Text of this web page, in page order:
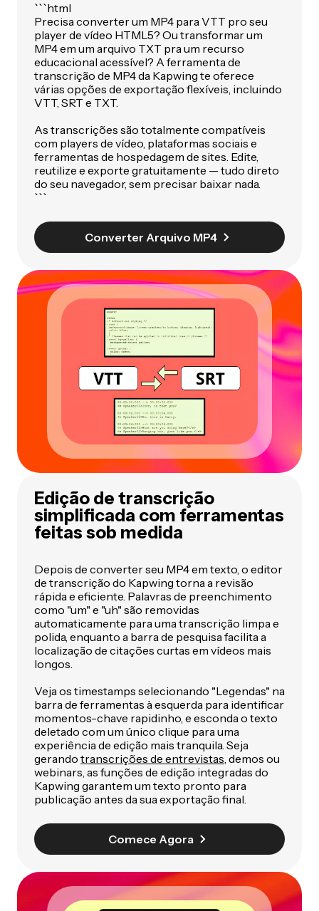
```html
Precisa converter um MP4 para VTT pro seu
player de vídeo HTML5? Ou transformar um
MP4 em um arquivo TXT pra um recurso
educacional acessível? A ferramenta de
transcrição de MP4 da Kapwing te oferece
várias opções de exportação flexíveis, incluindo
VTT, SRT e TXT.
As transcrições são totalmente compatíveis
com players de vídeo, plataformas sociais e
ferramentas de hospedagem de sites. Edite,
reutilize e exporte gratuitamente — tudo direto
do seu navegador, sem precisar baixar nada.
```
Converter Arquivo MP4
Edição de transcrição
simplificada com ferramentas
feitas sob medida
Depois de converter seu MP4 em texto, o editor
de transcrição do Kapwing torna a revisão
rápida e eficiente. Palavras de preenchimento
como "um" e "uh" são removidas
automaticamente para uma transcrição limpa e
polida, enquanto a barra de pesquisa facilita a
localização de citações curtas em vídeos mais
longos.
Veja os timestamps selecionando "Legendas" na
barra de ferramentas à esquerda para identificar
momentos-chave rapidinho, e esconda o texto
deletado com um único clique para uma
experiência de edição mais tranquila. Seja
gerando transcrições de entrevistas , demos ou
webinars, as funções de edição integradas do
Kapwing garantem um texto pronto para
publicação antes da sua exportação final.
Comece Agora